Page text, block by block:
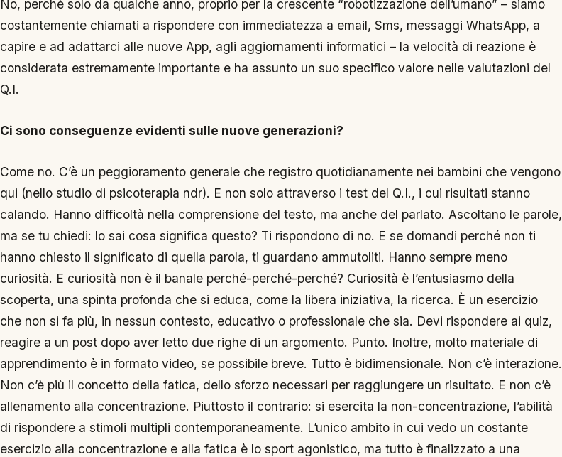
No, perché solo da qualche anno, proprio per la crescente “robotizzazione dell’umano” – siamo
costantemente chiamati a rispondere con immediatezza a email, Sms, messaggi WhatsApp, a
capire e ad adattarci alle nuove App, agli aggiornamenti informatici – la velocità di reazione è
considerata estremamente importante e ha assunto un suo specifico valore nelle valutazioni del
Q.I.
Ci sono conseguenze evidenti sulle nuove generazioni?
Come no. C’è un peggioramento generale che registro quotidianamente nei bambini che vengono
qui (nello studio di psicoterapia ndr). E non solo attraverso i test del Q.I., i cui risultati stanno
calando. Hanno difficoltà nella comprensione del testo, ma anche del parlato. Ascoltano le parole,
ma se tu chiedi: lo sai cosa significa questo? Ti rispondono di no. E se domandi perché non ti
hanno chiesto il significato di quella parola, ti guardano ammutoliti. Hanno sempre meno
curiosità. E curiosità non è il banale perché-perché-perché? Curiosità è l’entusiasmo della
scoperta, una spinta profonda che si educa, come la libera iniziativa, la ricerca. È un esercizio
che non si fa più, in nessun contesto, educativo o professionale che sia. Devi rispondere ai quiz,
reagire a un post dopo aver letto due righe di un argomento. Punto. Inoltre, molto materiale di
apprendimento è in formato video, se possibile breve. Tutto è bidimensionale. Non c’è interazione.
Non c’è più il concetto della fatica, dello sforzo necessari per raggiungere un risultato. E non c’è
allenamento alla concentrazione. Piuttosto il contrario: si esercita la non-concentrazione, l’abilità
di rispondere a stimoli multipli contemporaneamente. L’unico ambito in cui vedo un costante
esercizio alla concentrazione e alla fatica è lo sport agonistico, ma tutto è finalizzato a una